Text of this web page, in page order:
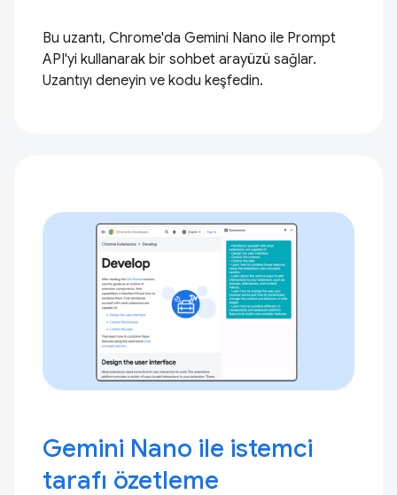
Bu uzantı, Chrome'da Gemini Nano ile Prompt
API'yi kullanarak bir sohbet arayüzü sağlar.
Uzantıyı deneyin ve kodu keşfedin.
Gemini Nano ile istemci
tarafı özetleme